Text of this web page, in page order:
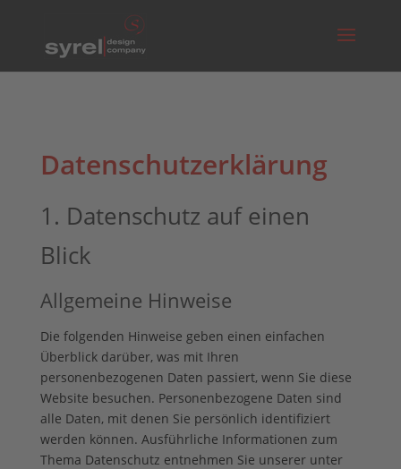
Datenschutz­erklärung
1. Datenschutz auf einen
Blick
Allgemeine Hinweise
Die folgenden Hinweise geben einen einfachen
Überblick darüber, was mit Ihren
personenbezogenen Daten passiert, wenn Sie diese
Website besuchen. Personenbezogene Daten sind
alle Daten, mit denen Sie persönlich identifiziert
werden können. Ausführliche Informationen zum
Thema Datenschutz entnehmen Sie unserer unter